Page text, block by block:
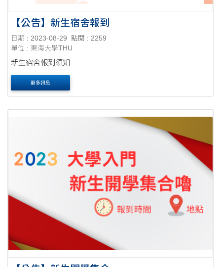
【公告】新生宿舍報到
日期 : 2023-08-29
點閱 : 2259
單位 : 東海大學THU
新生宿舍報到須知
更多訊息